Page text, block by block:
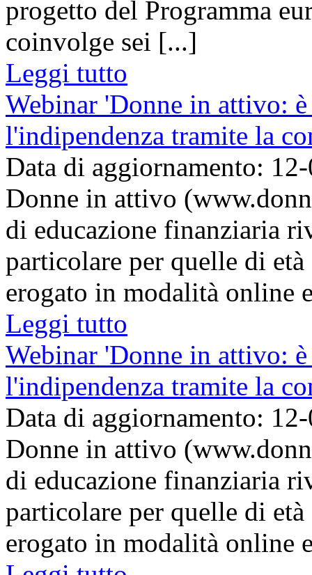
progetto del Programma
coinvolge sei [...]
Leggi tutto
Webinar 'Donne in attivo:
l'indipendenza tramite la
Data di aggiornamento:
Donne in attivo
di educazione finanziaria
particolare per quelle di
erogato in modalità
Leggi tutto
Webinar 'Donne in attivo:
l'indipendenza tramite la
Data di aggiornamento:
Donne in attivo
di educazione finanziaria
particolare per quelle di
erogato in modalità